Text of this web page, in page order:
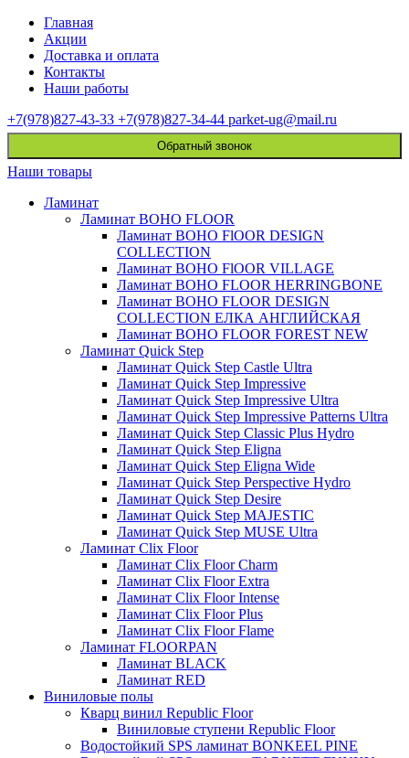
Главная
Акции
Доставка и оплата
Контакты
Наши работы
+7(978)827-43-33 +7(978)827-34-44 parket-ug@mail.ru
Обратный звонок
Наши товары
Ламинат
Ламинат BOHO FLOOR
Ламинат BOHO FlOOR DESIGN
COLLECTION
Ламинат BOHO FlOOR VILLAGE
Ламинат BOHO FLOOR HERRINGBONE
Ламинат BOHO FLOOR DESIGN
COLLECTION ЕЛКА АНГЛИЙСКАЯ
Ламинат BOHO FLOOR FOREST NEW
Ламинат Quick Step
Ламинат Quick Step Castle Ultra
Ламинат Quick Step Impressive
Ламинат Quick Step Impressive Ultra
Ламинат Quick Step Impressive Patterns Ultra
Ламинат Quick Step Classic Plus Hydro
Ламинат Quick Step Eligna
Ламинат Quick Step Eligna Wide
Ламинат Quick Step Perspective Hydro
Ламинат Quick Step Desire
Ламинат Quick Step MAJESTIC
Ламинат Quick Step MUSE Ultra
Ламинат Clix Floor
Ламинат Clix Floor Charm
Ламинат Clix Floor Extra
Ламинат Clix Floor Intense
Ламинат Clix Floor Plus
Ламинат Clix Floor Flame
Ламинат FLOORPAN
Ламинат BLACK
Ламинат RED
Виниловые полы
Кварц винил Republic Floor
Виниловые ступени Republic Floor
Водостойкий SPS ламинат BONKEEL PINE